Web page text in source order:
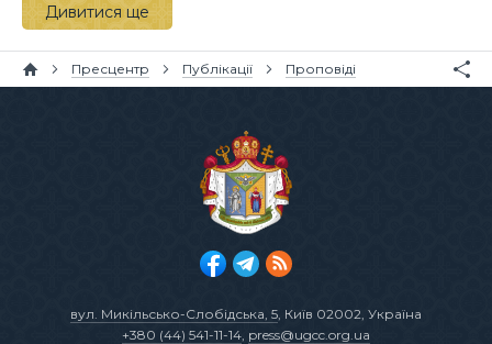
Дивитися ще
Пресцентр Публікації Проповіді
вул. Микільсько-Слобідська, 5, Київ 02002, Україна
+380 (44) 541-11-14, press@ugcc.org.ua